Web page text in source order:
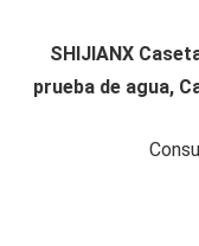
SHIJIANX
prueba de agua,